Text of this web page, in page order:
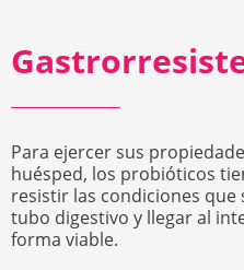
Para ejercer sus
huésped, los probióticos
resistir las condiciones
tubo digestivo y llegar al
forma viable.